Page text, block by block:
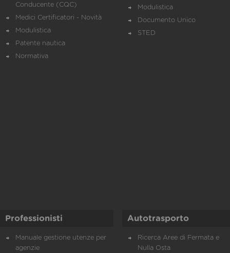
Conducente (CQC)
Medici Certificatori - Novità
Modulistica
Patente nautica
Normativa
Modulistica
Documento Unico
STED
Professionisti
Manuale gestione utenze per
agenzie
Autotrasporto
Ricerca Aree di Fermata e
Nulla Osta